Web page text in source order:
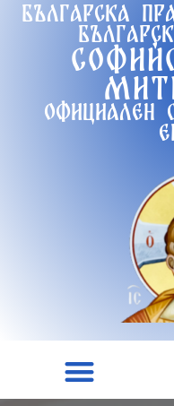
Българска
Официален